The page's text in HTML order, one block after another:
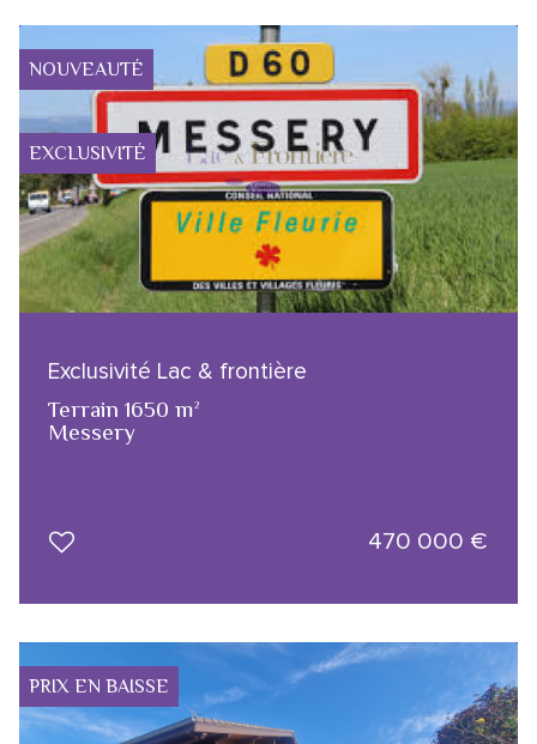
EXCLUSIVITÉ
NOUVEAUTÉ
Exclusivité Lac & frontière
Terrain 1650 m²
Messery
470 000 €
PRIX EN BAISSE